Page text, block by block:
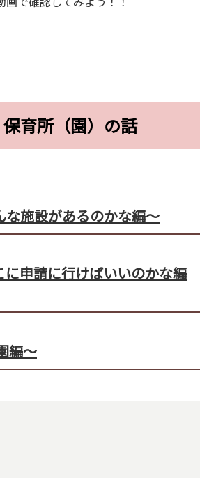
育所（園）の話
施設があるのかな編～
申請に行けばいいのかな編
編～